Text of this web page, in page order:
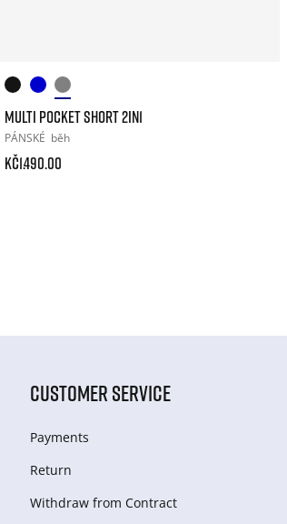
MULTI POCKET SHORT 2IN1
PÁNSKÉ běh
Kč1.490.00
CUSTOMER SERVICE
Payments
Return
Withdraw from Сontract